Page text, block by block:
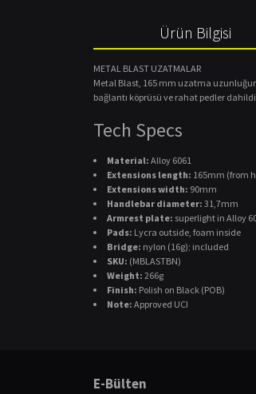
Ürün Bilgisi
METAL BLAST UZATMALAR
Metal Blast, 165 mm uzatma
bağlantı köprüsü ve rahat pedler
Tech Specs
Material: Alloy 6061
Extensions length: 165mm (from
Extensions width: 90mm
Handlebar diameter: 31,7mm
Armrest plate: superlight in Alloy
Pads: Lycra outside, foam inside
Bridge: nylon (16g); included
SKU: (MBLASTBN)
Weight: 266g
Finish: Polish on Black (POB)
Note: Approved UCI
E-Bülten